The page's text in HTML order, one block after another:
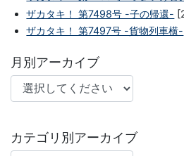
ザカタキ！ 第7498号 -子の帰還-
ザカタキ！ 第7497号 -貨物列車横-
月別アーカイブ
カテゴリ別アーカイブ